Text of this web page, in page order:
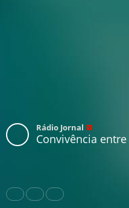
Rádio Jornal
Convivência entre
Share